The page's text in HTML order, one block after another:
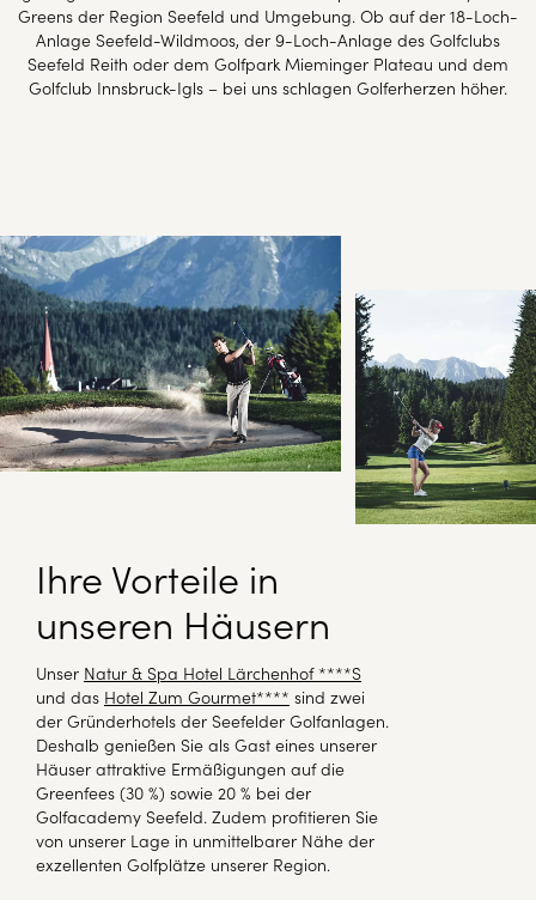
Greens der Region Seefeld und Umgebung. Ob auf der 18-Loch-
Anlage Seefeld-Wildmoos, der 9-Loch-Anlage des Golfclubs
Seefeld Reith oder dem Golfpark Mieminger Plateau und dem
Golfclub Innsbruck-Igls – bei uns schlagen Golferherzen höher.
Ihre Vorteile in
unseren Häusern
Unser Natur & Spa Hotel Lärchenhof ****S
und das Hotel Zum Gourmet**** sind zwei
der Gründerhotels der Seefelder Golfanlagen.
Deshalb genießen Sie als Gast eines unserer
Häuser attraktive Ermäßigungen auf die
Greenfees (30 %) sowie 20 % bei der
Golfacademy Seefeld. Zudem profitieren Sie
von unserer Lage in unmittelbarer Nähe der
exzellenten Golfplätze unserer Region.